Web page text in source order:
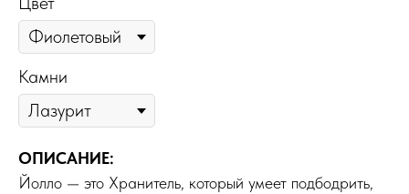
Камни
ОПИСАНИЕ:
Йолло — это Хранитель, который умеет подбодрить,